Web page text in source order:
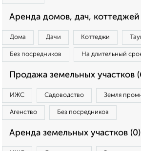
Аренда домов, дач, коттеджей
Дома Дачи Коттеджи
Без посредников На длительный
Продажа земельных участков
ИЖС Садоводство Земля
Агенство Без посредников
Аренда земельных участков (0)